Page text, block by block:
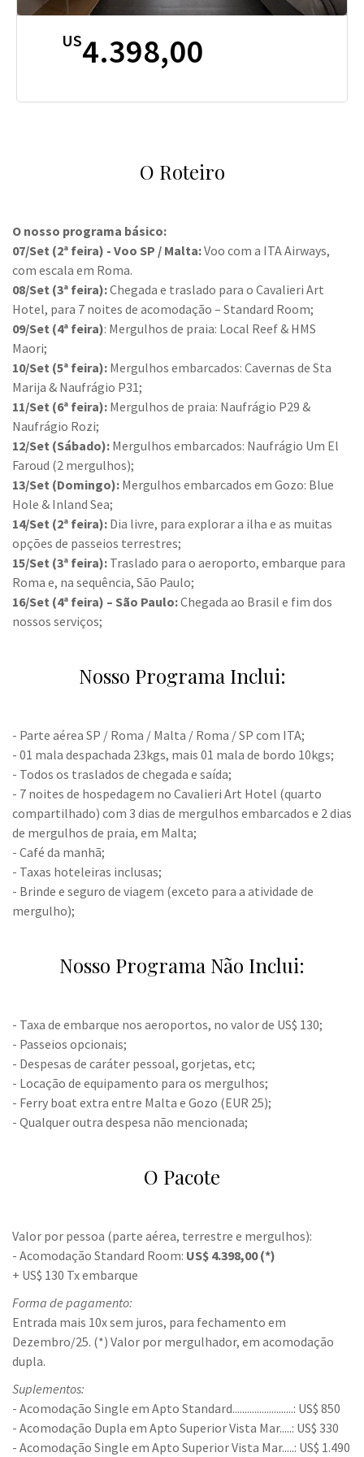
US4.398,00
O Roteiro
O nosso programa básico:
07/Set (2ª feira) - Voo SP / Malta:Voo com a ITA Airways,
com escala em Roma.
08/Set (3ª feira):Chegada e traslado para o Cavalieri Art
Hotel, para 7 noites de acomodação – Standard Room;
09/Set (4ª feira): Mergulhos de praia: Local Reef & HMS
Maori;
10/Set (5ª feira): Mergulhos embarcados: Cavernas de Sta
Marija & Naufrágio P31;
11/Set (6ª feira): Mergulhos de praia: Naufrágio P29 &
Naufrágio Rozi;
12/Set (Sábado): Mergulhos embarcados: Naufrágio Um El
Faroud (2 mergulhos);
13/Set (Domingo): Mergulhos embarcados em Gozo: Blue
Hole & Inland Sea;
14/Set (2ª feira): Dia livre, para explorar a ilha e as muitas
opções de passeios terrestres;
15/Set (3ª feira): Traslado para o aeroporto, embarque para
Roma e, na sequência, São Paulo;
16/Set (4ª feira) – São Paulo:Chegada ao Brasil e fim dos
nossos serviços;
Nosso Programa Inclui:
- Parte aérea SP / Roma / Malta / Roma / SP com ITA;
- 01 mala despachada 23kgs, mais 01 mala de bordo 10kgs;
- Todos os traslados de chegada e saída;
- 7 noites de hospedagem no Cavalieri Art Hotel (quarto
compartilhado) com 3 dias de mergulhos embarcados e 2 dias
de mergulhos de praia, em Malta;
- Café da manhã;
- Taxas hoteleiras inclusas;
- Brinde e seguro de viagem (exceto para a atividade de
mergulho);
Nosso Programa Não Inclui:
- Taxa de embarque nos aeroportos, no valor de US$ 130;
- Passeios opcionais;
- Despesas de caráter pessoal, gorjetas, etc;
- Locação de equipamento para os mergulhos;
- Ferry boat extra entre Malta e Gozo (EUR 25);
- Qualquer outra despesa não mencionada;
O Pacote
Valor por pessoa (parte aérea, terrestre e mergulhos):
- Acomodação Standard Room: US$ 4.398,00 (*)
+ US$ 130 Tx embarque
Forma de pagamento:
Entrada mais 10x sem juros, para fechamento em
Dezembro/25. (*) Valor por mergulhador, em acomodação
dupla.
Suplementos:
- Acomodação Single em Apto Standard.........................: US$ 850
- Acomodação Dupla em Apto Superior Vista Mar.....: US$ 330
- Acomodação Single em Apto Superior Vista Mar.....: US$ 1.490